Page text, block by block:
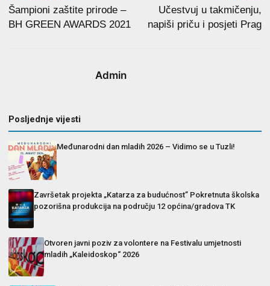
Šampioni zaštite prirode –
BH GREEN AWARDS 2021
Učestvuj u takmičenju,
napiši priču i posjeti Prag
Admin
Posljednje vijesti
Međunarodni dan mladih 2026 – Vidimo se u Tuzli!
Završetak projekta „Katarza za budućnost” Pokretnuta školska
pozorišna produkcija na području 12 općina/gradova TK
Otvoren javni poziv za volontere na Festivalu umjetnosti
mladih „Kaleidoskop“ 2026